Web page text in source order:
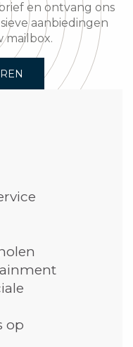
en ontvang ons
aanbiedingen
mailbox.
op